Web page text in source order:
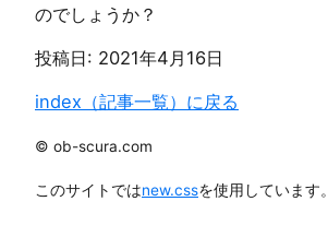
のでしょうか？
投稿日: 2021年4月16日
index（記事一覧）に戻る
© ob-scura.com
このサイトではnew.cssを使用しています。